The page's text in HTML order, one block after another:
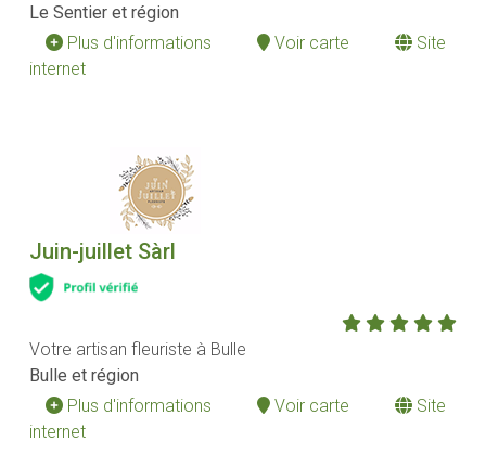
Le Sentier et région
Plus d'informations
Voir carte
Site
internet
Juin-juillet Sàrl
Votre artisan fleuriste à Bulle
Bulle et région
Plus d'informations
Voir carte
Site
internet